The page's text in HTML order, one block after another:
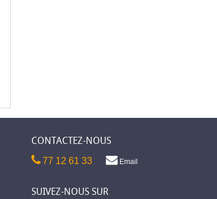
CONTACTEZ-NOUS
77 12 61 33 Email
SUIVEZ-NOUS SUR